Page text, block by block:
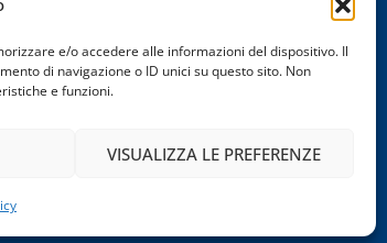
e/o accedere alle informazioni del dispositivo. Il
di navigazione o ID unici su questo sito. Non
e funzioni.
VISUALIZZA LE PREFERENZE